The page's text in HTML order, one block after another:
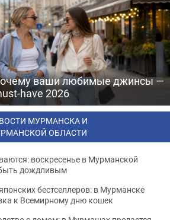
ваши любимые джинсы —
have 2026
МУРМАНСКА И
ОБЛАСТИ
воскресенье в Мурманской
дождливым
бестселлеров: в Мурманске
к Всемирному дню кошек